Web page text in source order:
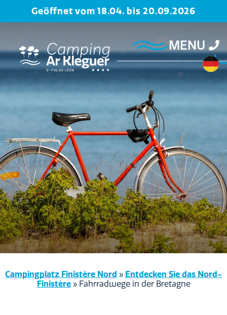
Geöffnet vom 18.04. bis 20.09.2026
MENU
Campingplatz Finistère Nord » Entdecken Sie das Nord-
Finistère» Fahrradwege in der Bretagne